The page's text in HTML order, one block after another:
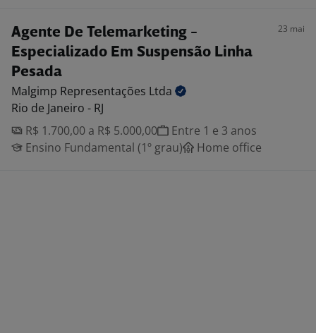
Agente De Telemarketing -
Especializado Em Suspensão Linha
Pesada
23 mai
Malgimp Representações Ltda
Rio de Janeiro - RJ
R$ 1.700,00 a R$ 5.000,00
Entre 1 e 3 anos
Ensino Fundamental (1º grau)
Home office